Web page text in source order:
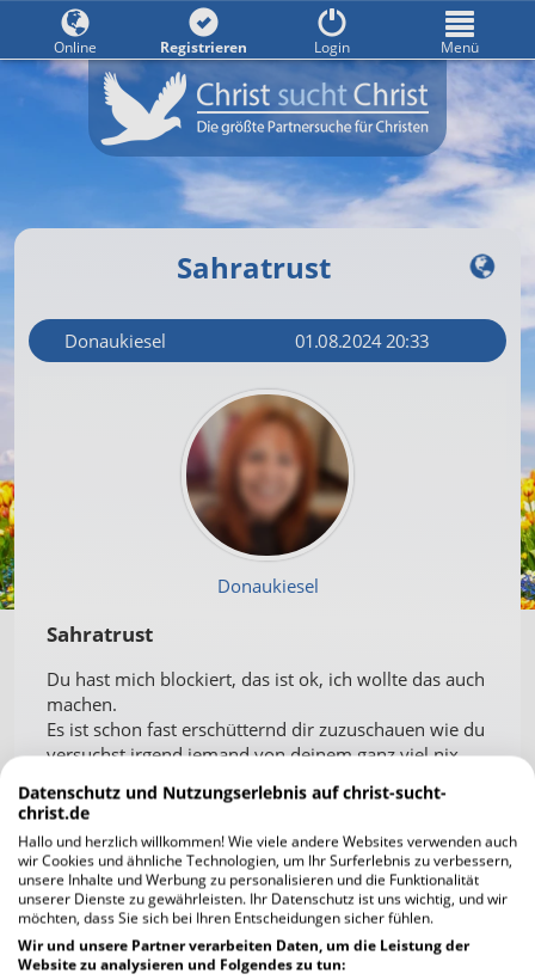
Sahratrust
Donaukiesel 01.08.2024 20:33
Donaukiesel
Sahratrust
Du hast mich blockiert, das ist ok, ich wollte das auch
machen.
Es ist schon fast erschütternd dir zuzuschauen wie du
versuchst irgend jemand von deinem ganz viel nix
wissen über Israel zu überzeugen, und jedesmal
kommt einer und zerpflückt deine Aussagen in
tausend kleine Schnipsel.
Ich wünsche dir Frieden im Herzen liebe Sahratrust
und Gottes Segen.
Kommentare
Online Registrieren Login Menü
Datenschutz und Nutzungserlebnis auf christ-sucht-
christ.de
Hallo und herzlich willkommen! Wie viele andere Websites verwenden auch
wir Cookies und ähnliche Technologien, um Ihr Surferlebnis zu verbessern,
unsere Inhalte und Werbung zu personalisieren und die Funktionalität
unserer Dienste zu gewährleisten. Ihr Datenschutz ist uns wichtig, und wir
möchten, dass Sie sich bei Ihren Entscheidungen sicher fühlen.
Wir und unsere Partner verarbeiten Daten, um die Leistung der
Website zu analysieren und Folgendes zu tun: